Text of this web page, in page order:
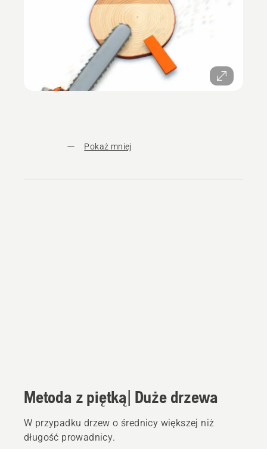
Pokaż mniej
Metoda z piętką| Duże drzewa
W przypadku drzew o średnicy większej niż
długość prowadnicy.